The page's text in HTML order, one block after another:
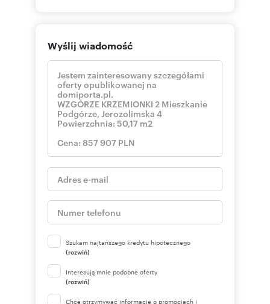
Wyślij wiadomość
Szukam najtańszego kredytu hipotecznego
(rozwiń)
Interesują mnie podobne oferty
(rozwiń)
Chcę otrzymywać informacje o promocjach i